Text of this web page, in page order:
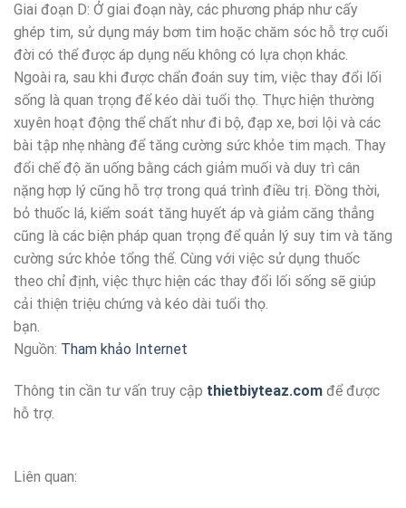
Giai đoạn D: Ở giai đoạn này, các phương pháp như cấy
ghép tim, sử dụng máy bơm tim hoặc chăm sóc hỗ trợ cuối
đời có thể được áp dụng nếu không có lựa chọn khác.
Ngoài ra, sau khi được chẩn đoán suy tim, việc thay đổi lối
sống là quan trọng để kéo dài tuổi thọ. Thực hiện thường
xuyên hoạt động thể chất như đi bộ, đạp xe, bơi lội và các
bài tập nhẹ nhàng để tăng cường sức khỏe tim mạch. Thay
đổi chế độ ăn uống bằng cách giảm muối và duy trì cân
nặng hợp lý cũng hỗ trợ trong quá trình điều trị. Đồng thời,
bỏ thuốc lá, kiểm soát tăng huyết áp và giảm căng thẳng
cũng là các biện pháp quan trọng để quản lý suy tim và tăng
cường sức khỏe tổng thể. Cùng với việc sử dụng thuốc
theo chỉ định, việc thực hiện các thay đổi lối sống sẽ giúp
cải thiện triệu chứng và kéo dài tuổi thọ.
bạn.
Nguồn: Tham khảo Internet
Thông tin cần tư vấn truy cập thietbiyteaz.com để được
hỗ trợ.
Liên quan: